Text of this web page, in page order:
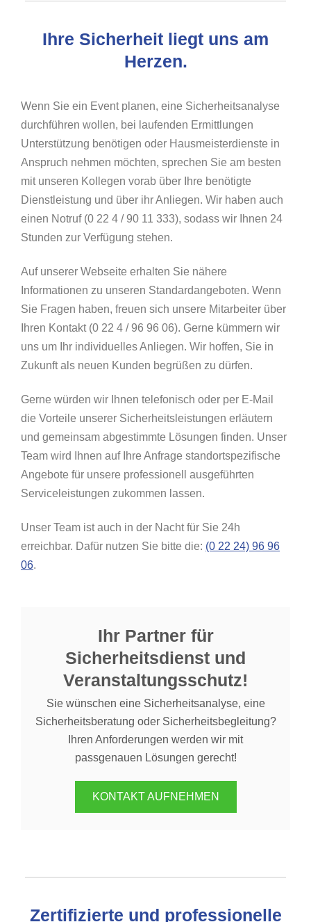
Ihre Sicherheit liegt uns am
Herzen.
Wenn Sie ein Event planen, eine Sicherheitsanalyse
durchführen wollen, bei laufenden Ermittlungen
Unterstützung benötigen oder Hausmeisterdienste in
Anspruch nehmen möchten, sprechen Sie am besten
mit unseren Kollegen vorab über Ihre benötigte
Dienstleistung und über ihr Anliegen. Wir haben auch
einen Notruf (0 22 4 / 90 11 333), sodass wir Ihnen 24
Stunden zur Verfügung stehen.
Auf unserer Webseite erhalten Sie nähere
Informationen zu unseren Standardangeboten. Wenn
Sie Fragen haben, freuen sich unsere Mitarbeiter über
Ihren Kontakt (0 22 4 / 96 96 06). Gerne kümmern wir
uns um Ihr individuelles Anliegen. Wir hoffen, Sie in
Zukunft als neuen Kunden begrüßen zu dürfen.
Gerne würden wir Ihnen telefonisch oder per E-Mail
die Vorteile unserer Sicherheitsleistungen erläutern
und gemeinsam abgestimmte Lösungen finden. Unser
Team wird Ihnen auf Ihre Anfrage standortspezifische
Angebote für unsere professionell ausgeführten
Serviceleistungen zukommen lassen.
Unser Team ist auch in der Nacht für Sie 24h
erreichbar. Dafür nutzen Sie bitte die: (0 22 24) 96 96
06.
Ihr Partner für
Sicherheitsdienst und
Veranstaltungsschutz!
Sie wünschen eine Sicherheitsanalyse, eine
Sicherheitsberatung oder Sicherheitsbegleitung?
Ihren Anforderungen werden wir mit
passgenauen Lösungen gerecht!
KONTAKT AUFNEHMEN
Zertifizierte und professionelle